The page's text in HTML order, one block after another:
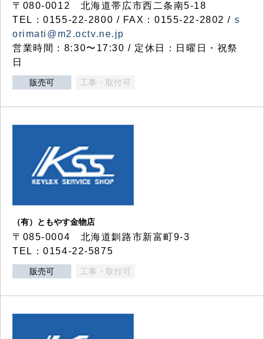
〒080-0012 北海道帯広市西二条南5-18
TEL：0155-22-2800 / FAX：0155-22-2802 / s
orimati@m2.octv.ne.jp
営業時間：8:30〜17:30 / 定休日：日曜日・祝祭
日
販売可 工事・取付可
（有）ともやす金物店
〒085-0004 北海道釧路市新富町9-3
TEL：0154-22-5875
販売可 工事・取付可